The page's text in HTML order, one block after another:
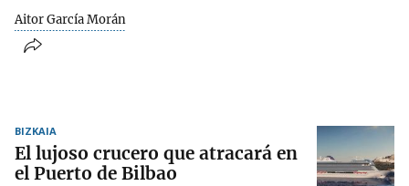
Aitor García Morán
BIZKAIA
El lujoso crucero que atracará en
el Puerto de Bilbao